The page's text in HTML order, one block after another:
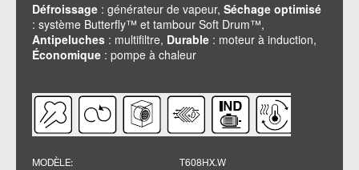
Défroissage : générateur de vapeur, Séchage optimisé
: système Butterfly™ et tambour Soft Drum™,
Antipeluches : multifiltre, Durable : moteur à induction,
Économique : pompe à chaleur
MODÈLE:
T608HX.W